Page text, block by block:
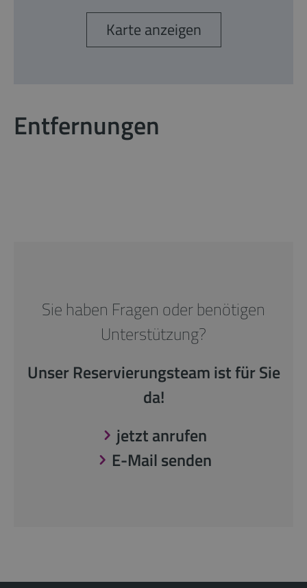
Karte anzeigen
Entfernungen
Sie haben Fragen oder benötigen
Unterstützung?
Unser Reservierungsteam ist für Sie
da!
jetzt anrufen
E-Mail senden